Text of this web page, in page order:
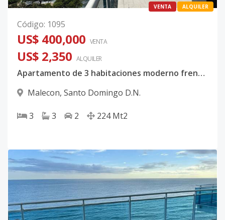
VENTA ALQUILER
Código: 1095
US$ 400,000 VENTA
US$ 2,350 ALQUILER
Apartamento de 3 habitaciones moderno frente al mar, Malecon
Malecon, Santo Domingo D.N.
3 3 2 224 Mt2